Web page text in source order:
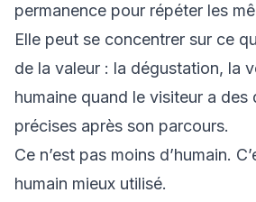
permanence pour répéter les
Elle peut se concentrer sur ce
de la valeur : la dégustation, la
humaine quand le visiteur a des
précises après son parcours.
Ce n’est pas moins d’humain.
humain mieux utilisé.